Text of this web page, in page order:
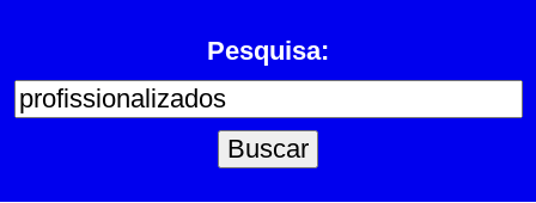
Pesquisa: